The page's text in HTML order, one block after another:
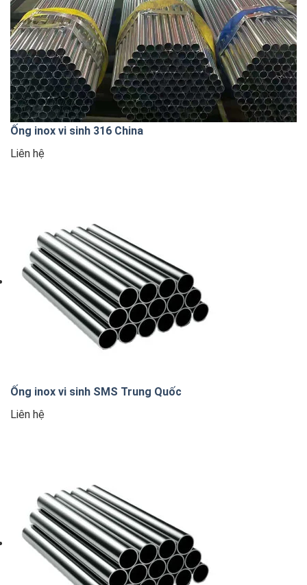
Ống inox vi sinh 316 China
Liên hệ
Ống inox vi sinh SMS Trung Quốc
Liên hệ